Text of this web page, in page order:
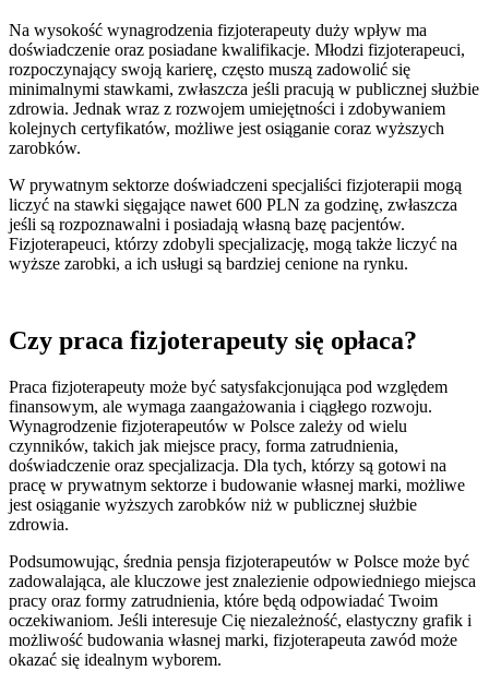
Na wysokość wynagrodzenia fizjoterapeuty duży wpływ ma
doświadczenie oraz posiadane kwalifikacje. Młodzi fizjoterapeuci,
rozpoczynający swoją karierę, często muszą zadowolić się
minimalnymi stawkami, zwłaszcza jeśli pracują w publicznej służbie
zdrowia. Jednak wraz z rozwojem umiejętności i zdobywaniem
kolejnych certyfikatów, możliwe jest osiąganie coraz wyższych
zarobków.
W prywatnym sektorze doświadczeni specjaliści fizjoterapii mogą
liczyć na stawki sięgające nawet 600 PLN za godzinę, zwłaszcza
jeśli są rozpoznawalni i posiadają własną bazę pacjentów.
Fizjoterapeuci, którzy zdobyli specjalizację, mogą także liczyć na
wyższe zarobki, a ich usługi są bardziej cenione na rynku.
Czy praca fizjoterapeuty się opłaca?
Praca fizjoterapeuty może być satysfakcjonująca pod względem
finansowym, ale wymaga zaangażowania i ciągłego rozwoju.
Wynagrodzenie fizjoterapeutów w Polsce zależy od wielu
czynników, takich jak miejsce pracy, forma zatrudnienia,
doświadczenie oraz specjalizacja. Dla tych, którzy są gotowi na
pracę w prywatnym sektorze i budowanie własnej marki, możliwe
jest osiąganie wyższych zarobków niż w publicznej służbie
zdrowia.
Podsumowując, średnia pensja fizjoterapeutów w Polsce może być
zadowalająca, ale kluczowe jest znalezienie odpowiedniego miejsca
pracy oraz formy zatrudnienia, które będą odpowiadać Twoim
oczekiwaniom. Jeśli interesuje Cię niezależność, elastyczny grafik i
możliwość budowania własnej marki, fizjoterapeuta zawód może
okazać się idealnym wyborem.